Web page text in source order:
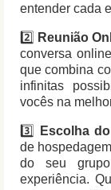
entender cada
2️⃣ Reunião
conversa
que combina
infinitas
vocês na
3️⃣ Escolha
de
do seu
experiência.